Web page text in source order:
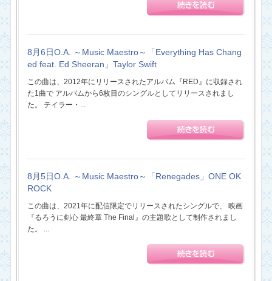
8月6日O.A. ～Music Maestro～「Everything Has Chang
ed feat. Ed Sheeran」Taylor Swift
この曲は、2012年にリリースされたアルバム『RED』に収録され
た1曲で アルバムから6枚目のシングルとしてリリースされまし
た。 テイラー・...
8月5日O.A. ～Music Maestro～「Renegades」ONE OK
ROCK
この曲は、2021年に配信限定でリリースされたシングルで、 映画
『るろうに剣心 最終章 The Final』の主題歌として制作されまし
た。 ...